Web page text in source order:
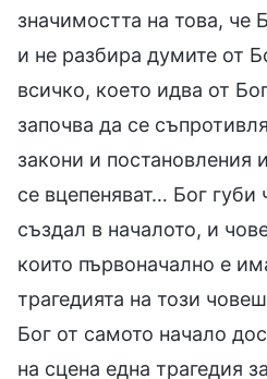
значимостта на това, че
и не разбира думите от
всичко, което идва от
започва да се
закони и постановления
се вцепеняват… Бог губи
създал в началото, и
които първоначално е
трагедията на този
Бог от самото начало
на сцена една трагедия